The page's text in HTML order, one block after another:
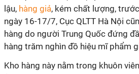
lậu, hàng giả, kém chất lượng,
ngày 16-17/7, Cục QLTT Hà Nội
hàng do người Trung Quốc đứng
hàng trăm nghìn đồ hiệu mĩ phẩm
Kho hàng này nằm trong khuôn